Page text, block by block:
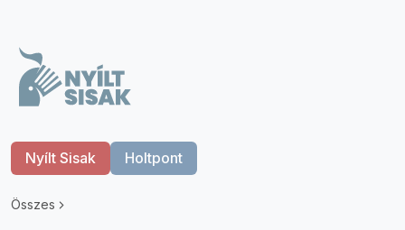
Nyílt Sisak Holtpont
Összes